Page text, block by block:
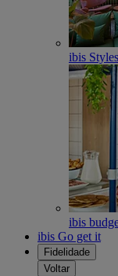
ibis Styles
ibis
ibis Go get it
Fidelidade
Voltar